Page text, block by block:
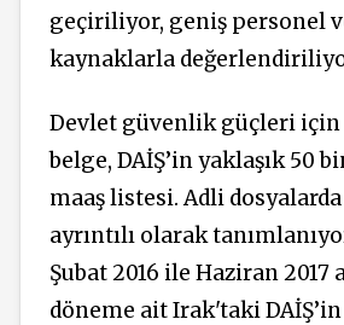
geçiriliyor, geniş personel
kaynaklarla
Devlet güvenlik güçleri için
belge, DAİŞ’in yaklaşık 50
maaş listesi. Adli
ayrıntılı olarak
Şubat 2016 ile Haziran 2017
döneme ait Irak'taki